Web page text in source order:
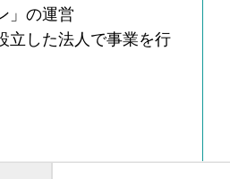
」の運営
立した法人で事業を行